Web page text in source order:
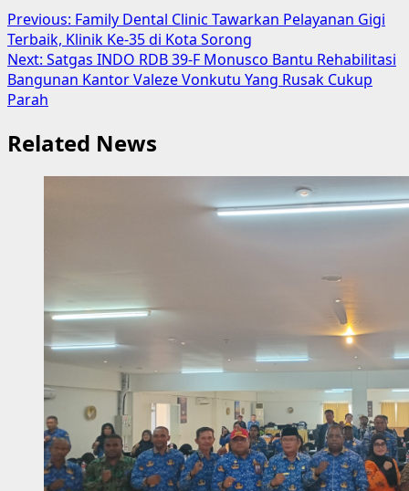
Post
navigation
Previous: Family Dental Clinic Tawarkan Pelayanan Gigi
Terbaik, Klinik Ke-35 di Kota Sorong
Next: Satgas INDO RDB 39-F Monusco Bantu Rehabilitasi
Bangunan Kantor Valeze Vonkutu Yang Rusak Cukup
Parah
Related News